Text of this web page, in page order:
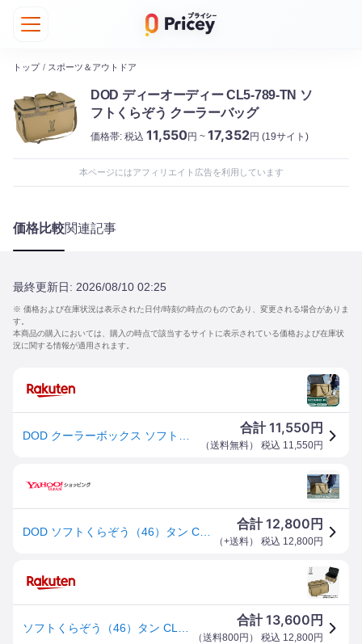
トップ / スポーツ＆アウトドア
DOD ディーオーディー CL5-789-TN ソ
フトくらぞう クーラーバッグ
価格帯: 税込 11,550円 ~ 17,352円 (19サイト)
本ページにはアフィリエイト広告を利用しています
価格比較関連記事
最終更新日: 2026/08/10 02:25
※ 価格および在庫状況は表示された日付/時刻の時点のものであり、変更される場合がありま
す。
本商品の購入においては、購入の時点で該当するサイトに表示されている価格および在庫状
況に関する情報が適用されます。
合計11,550 円
（送料無料） 税込 11,550円
合計12,800 円
（+送料） 税込 12,800円
合計13,600 円
（送料800円 ） 税込 12,800円